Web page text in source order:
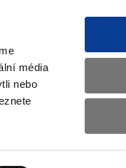
média
nebo
Vyhledat
submenu